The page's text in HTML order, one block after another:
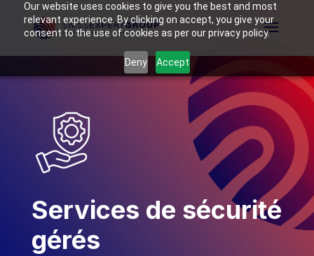
Our website uses cookies to give you the best and most
relevant experience. By clicking on accept, you give your
consent to the use of cookies as per our privacy policy.
Deny Accept
Services de sécurité
gérés